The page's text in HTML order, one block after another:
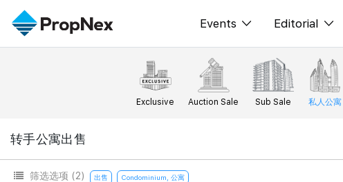
Events
XPO
PWS Masterclass
Editorial
All Editorial
新闻
Reports
Exclusive Auction Sale Sub Sale 私人公寓
转手公寓出售
筛选选项 (2) 出售 Condominium, 公寓